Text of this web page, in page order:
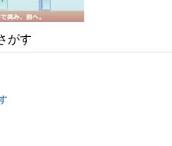
がす